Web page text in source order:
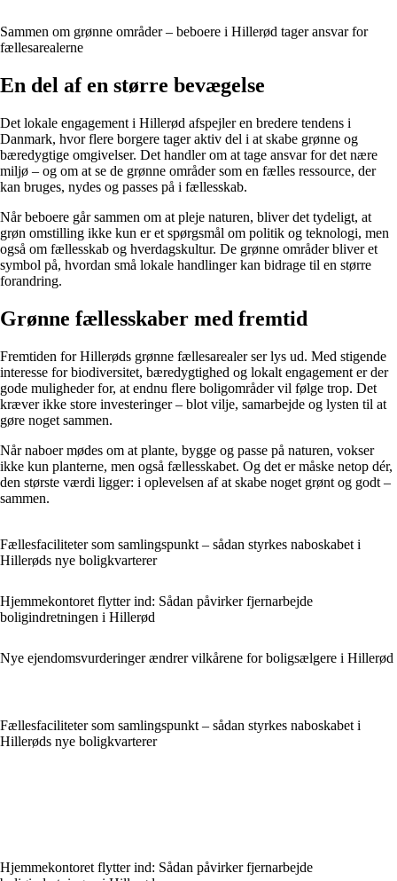
Sammen om grønne områder – beboere i Hillerød tager ansvar for
fællesarealerne
En del af en større bevægelse
Det lokale engagement i Hillerød afspejler en bredere tendens i
Danmark, hvor flere borgere tager aktiv del i at skabe grønne og
bæredygtige omgivelser. Det handler om at tage ansvar for det nære
miljø – og om at se de grønne områder som en fælles ressource, der
kan bruges, nydes og passes på i fællesskab.
Når beboere går sammen om at pleje naturen, bliver det tydeligt, at
grøn omstilling ikke kun er et spørgsmål om politik og teknologi, men
også om fællesskab og hverdagskultur. De grønne områder bliver et
symbol på, hvordan små lokale handlinger kan bidrage til en større
forandring.
Grønne fællesskaber med fremtid
Fremtiden for Hillerøds grønne fællesarealer ser lys ud. Med stigende
interesse for biodiversitet, bæredygtighed og lokalt engagement er der
gode muligheder for, at endnu flere boligområder vil følge trop. Det
kræver ikke store investeringer – blot vilje, samarbejde og lysten til at
gøre noget sammen.
Når naboer mødes om at plante, bygge og passe på naturen, vokser
ikke kun planterne, men også fællesskabet. Og det er måske netop dér,
den største værdi ligger: i oplevelsen af at skabe noget grønt og godt –
sammen.
Fællesfaciliteter som samlingspunkt – sådan styrkes naboskabet i
Hillerøds nye boligkvarterer
Hjemmekontoret flytter ind: Sådan påvirker fjernarbejde
boligindretningen i Hillerød
Nye ejendomsvurderinger ændrer vilkårene for boligsælgere i Hillerød
Fællesfaciliteter som samlingspunkt – sådan styrkes naboskabet i
Hillerøds nye boligkvarterer
Hjemmekontoret flytter ind: Sådan påvirker fjernarbejde